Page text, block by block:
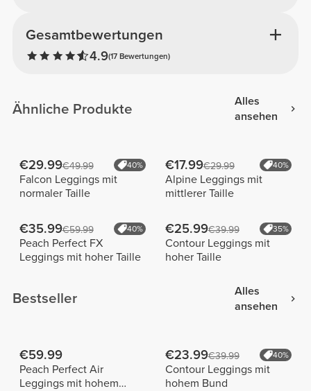
Gesamtbewertungen
4.9(17 Bewertungen)
Ähnliche Produkte
Alles
ansehen
€29.99€49.99 40%
Falcon Leggings mit
normaler Taille
€17.99€29.99 40%
Alpine Leggings mit
mittlerer Taille
€35.99€59.99 40%
Peach Perfect FX
Leggings mit hoher Taille
€25.99€39.99 35%
Contour Leggings mit
hoher Taille
Bestseller
Alles
ansehen
€59.99
Peach Perfect Air
Leggings mit hohem
€23.99€39.99 40%
Contour Leggings mit
hohem Bund